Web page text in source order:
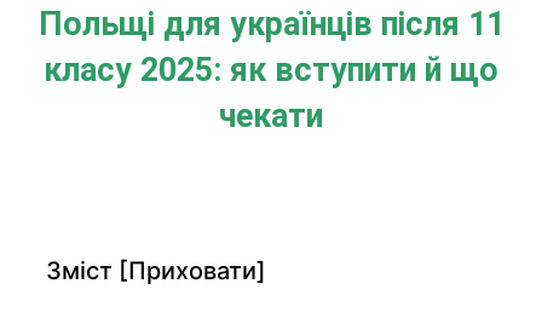
Польщі для українців після 11
класу 2025: як вступити й що
чекати
Зміст [Приховати]